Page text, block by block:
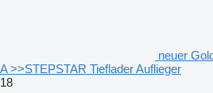
neuer
A >>STEPSTAR Tieflader Auflieger
18